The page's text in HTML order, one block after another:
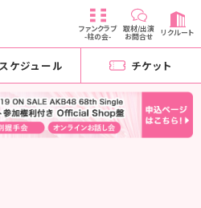
ファンクラブ
-柱の会-
取材/出演
お問合せ リクルート
スケジュール チケット